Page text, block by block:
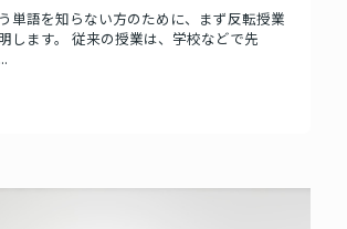
単語を知らない方のために、まず反転授業
します。 従来の授業は、学校などで先